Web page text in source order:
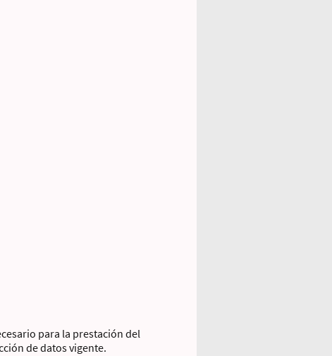
para la prestación del
de datos vigente.